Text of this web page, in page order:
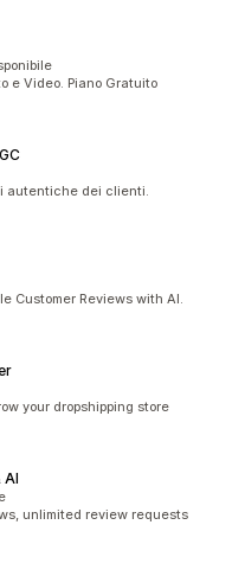
e Video. Piano Gratuito
autentiche dei clienti.
Customer Reviews with AI.
your dropshipping store
AI
unlimited review requests